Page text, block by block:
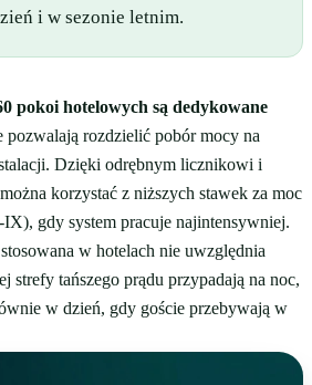
i w sezonie letnim.
pokoi hotelowych są dedykowane
pozwalają rozdzielić pobór mocy na
Dzięki odrębnym licznikowi i
można korzystać z niższych stawek za moc
gdy system pracuje najintensywniej.
stosowana w hotelach nie uwzględnia
strefy tańszego prądu przypadają na noc,
w dzień, gdy goście przebywają w